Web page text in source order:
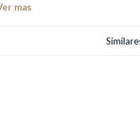
apoyada de lado. 30
luz indicadora con varias
mas